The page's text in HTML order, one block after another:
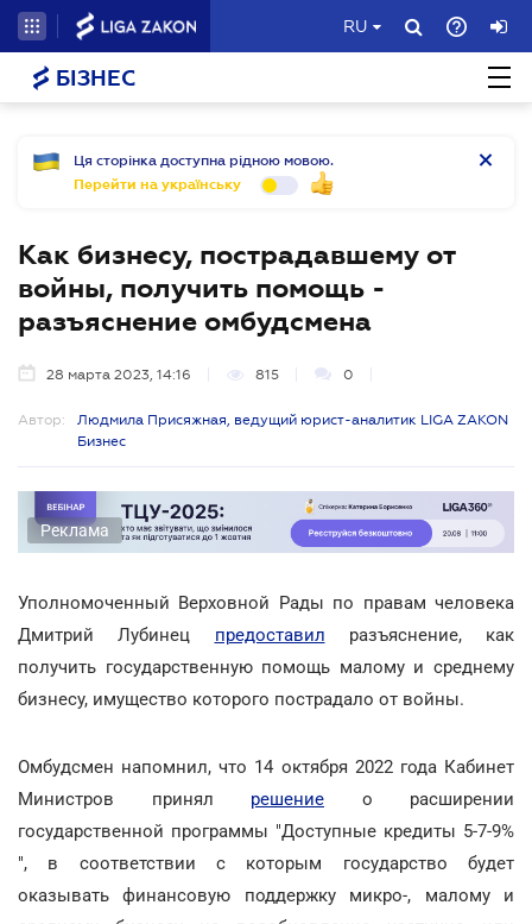
RU
БІЗНЕС
Ця сторінка доступна рідною мовою.
Перейти на українську
Как бизнесу, пострадавшему от
войны, получить помощь -
разъяснение омбудсмена
28 марта 2023, 14:16 815 0
Автор:
Людмила Присяжная, ведущий юрист-аналитик LIGA ZAKON
Бизнес
Реклама
Уполномоченный Верховной Рады по правам человека
Дмитрий Лубинец предоставил разъяснение, как
получить государственную помощь малому и среднему
бизнесу, имущество которого пострадало от войны.
Омбудсмен напомнил, что 14 октября 2022 года Кабинет
Министров принял решение о расширении
государственной программы "Доступные кредиты 5-7-9%
", в соответствии с которым государство будет
оказывать финансовую поддержку микро-, малому и